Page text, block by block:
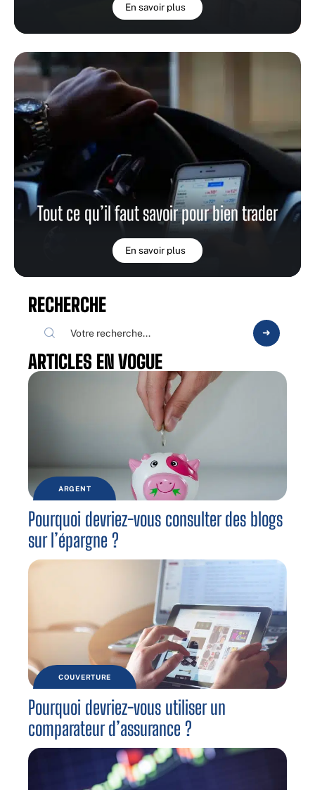
En savoir plus
Tout ce qu’il faut savoir pour bien trader
En savoir plus
RECHERCHE
ARTICLES EN VOGUE
ARGENT
Pourquoi devriez-vous consulter des blogs
sur l’épargne ?
COUVERTURE
Pourquoi devriez-vous utiliser un
comparateur d’assurance ?